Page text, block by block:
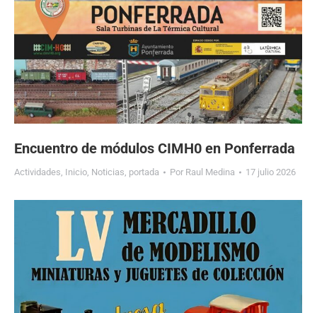
Encuentro de módulos CIMH0 en Ponferrada
Actividades Inicio Noticias portada Por Raul Medina 17 julio 2026